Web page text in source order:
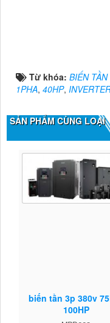
Từ khóa: BIẾN
1PHA, 40HP,
SẢN PHẨM CÙNG LOẠI
biến tần 3p 380v
100HP